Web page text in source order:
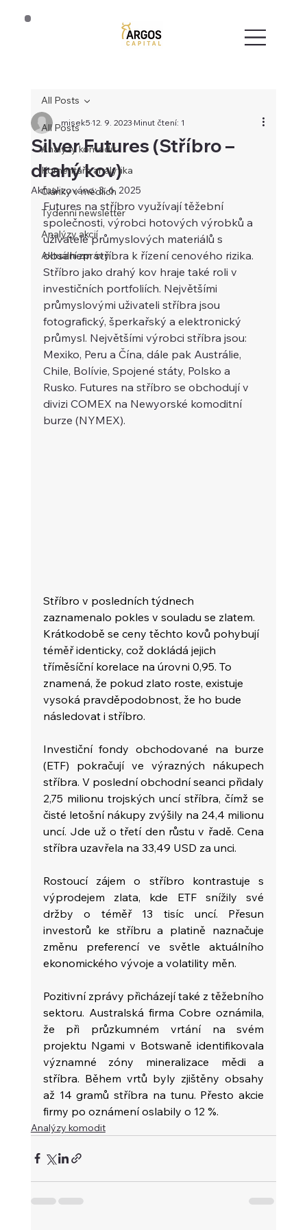
All Posts
Analýzy komodit
Komentáře analytika
Články v médiích
Týdenní newsletter
Analýzy akcií
Aktuální zprávy
All Posts
Silver Futures (Stříbro –
drahý kov)
misek512. 9. 2023Minut čtení: 1
Aktualizováno:3. 6. 2025
Futures na stříbro využívají těžební
společnosti, výrobci hotových výrobků a
uživatelé průmyslových materiálů s
obsahem stříbra k řízení cenového rizika.
Stříbro jako drahý kov hraje také roli v
investičních portfoliích. Největšími
průmyslovými uživateli stříbra jsou
fotografický, šperkařský a elektronický
průmysl. Největšími výrobci stříbra jsou:
Mexiko, Peru a Čína, dále pak Austrálie,
Chile, Bolívie, Spojené státy, Polsko a
Rusko. Futures na stříbro se obchodují v
divizi COMEX na Newyorské komoditní
burze (NYMEX).
Stříbro v posledních týdnech
zaznamenalo pokles v souladu se zlatem.
Krátkodobě se ceny těchto kovů pohybují
téměř identicky, což dokládá jejich
tříměsíční korelace na úrovni 0,95. To
znamená, že pokud zlato roste, existuje
vysoká pravděpodobnost, že ho bude
následovat i stříbro.
Investiční fondy obchodované na burze
(ETF) pokračují ve výrazných nákupech
stříbra. V poslední obchodní seanci přidaly
2,75 milionu trojských uncí stříbra, čímž se
čisté letošní nákupy zvýšily na 24,4 milionu
uncí. Jde už o třetí den růstu v řadě. Cena
stříbra uzavřela na 33,49 USD za unci.
Rostoucí zájem o stříbro kontrastuje s
výprodejem zlata, kde ETF snížily své
držby o téměř 13 tisíc uncí. Přesun
investorů ke stříbru a platině naznačuje
změnu preferencí ve světle aktuálního
ekonomického vývoje a volatility měn.
Pozitivní zprávy přicházejí také z těžebního
sektoru. Australská firma Cobre oznámila,
že při průzkumném vrtání na svém
projektu Ngami v Botswaně identifikovala
významné zóny mineralizace mědi a
stříbra. Během vrtů byly zjištěny obsahy
až 14 gramů stříbra na tunu. Přesto akcie
firmy po oznámení oslabily o 12 %.
Analýzy komodit